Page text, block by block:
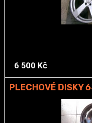
6 500 Kč
PLECHOVÉ DISKY